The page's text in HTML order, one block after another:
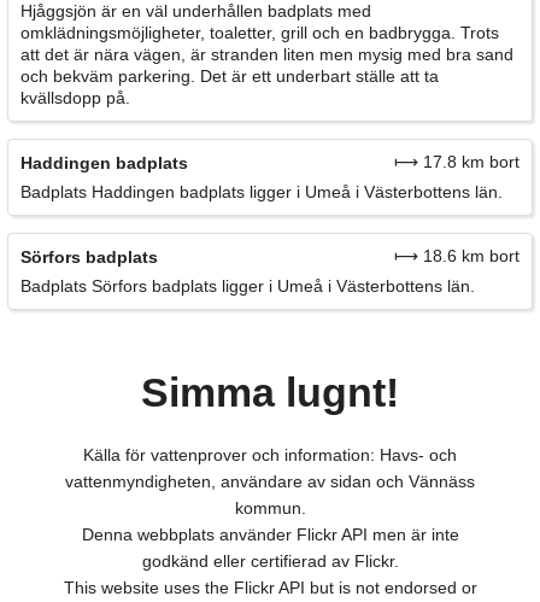
Hjåggsjön är en väl underhållen badplats med
omklädningsmöjligheter, toaletter, grill och en badbrygga. Trots
att det är nära vägen, är stranden liten men mysig med bra sand
och bekväm parkering. Det är ett underbart ställe att ta
kvällsdopp på.
Haddingen badplats
⟼ 17.8 km bort
Badplats Haddingen badplats ligger i Umeå i Västerbottens län.
Sörfors badplats
⟼ 18.6 km bort
Badplats Sörfors badplats ligger i Umeå i Västerbottens län.
Simma lugnt!
Källa för vattenprover och information: Havs- och
vattenmyndigheten, användare av sidan och Vännäss
kommun.
Denna webbplats använder Flickr API men är inte
godkänd eller certifierad av Flickr.
This website uses the Flickr API but is not endorsed or